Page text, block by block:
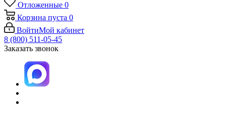
Отложенные 0
Корзина пуста 0
ВойтиМой кабинет
8 (800) 511-05-45
Заказать звонок